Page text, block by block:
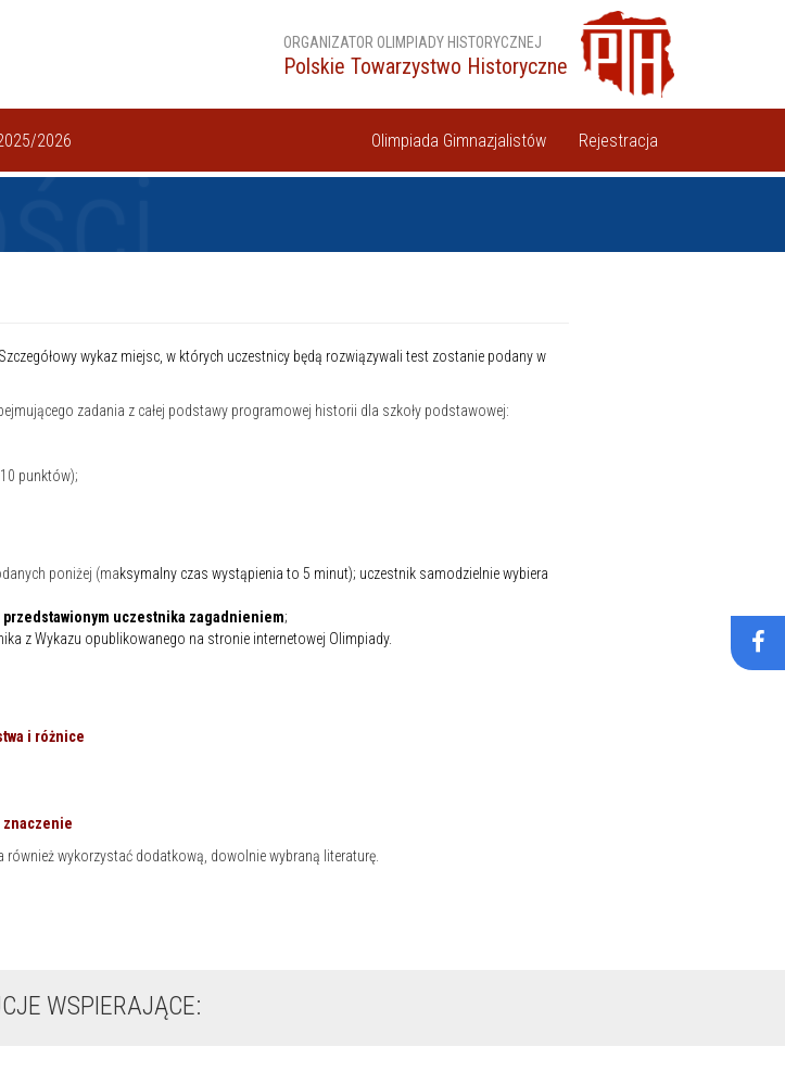
ORGANIZATOR OLIMPIADY HISTORYCZNEJ
Polskie Towarzystwo Historyczne
Rejestracja
Olimpiada Gimnazjalistów
2026
Szczegółowy wykaz miejsc, w których uczestnicy będą rozwiązywali test zostanie podany w
zadania z całej podstawy programowej historii dla szkoły podstawowej:
punktów);
poniżej (maksymalny czas wystąpienia to 5 minut); uczestnik samodzielnie wybiera
przedstawionym uczestnika zagadnieniem;
z Wykazu opublikowanego na stronie internetowej Olimpiady.
i różnice
znaczenie
wykorzystać dodatkową, dowolnie wybraną literaturę.
WSPIERAJĄCE: